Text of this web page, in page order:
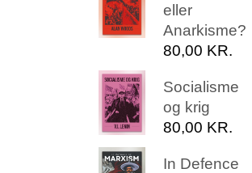
eller
Anarkisme?
80,00 KR.
Socialisme
og krig
80,00 KR.
In Defence